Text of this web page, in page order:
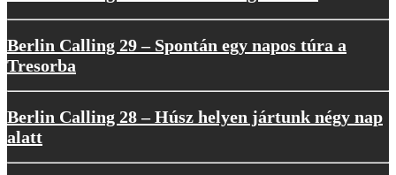
Berlin Calling 29 – Spontán egy napos túra a
Tresorba
Berlin Calling 28 – Húsz helyen jártunk négy nap
alatt